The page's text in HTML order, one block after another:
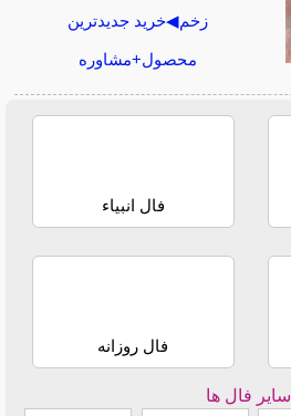
زخم◀خرید جدیدترین
محصول+مشاوره
فال انبیاء
فال روزانه
سایر فال ها